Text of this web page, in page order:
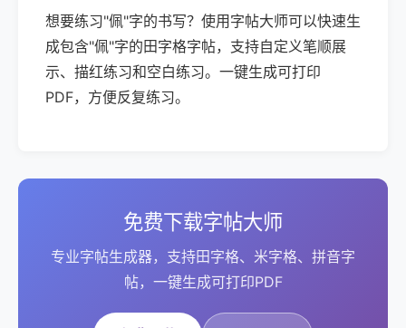
想要练习"佩"字的书写？使用字帖大师可以快速生
成包含"佩"字的田字格字帖，支持自定义笔顺展
示、描红练习和空白练习。一键生成可打印
PDF，方便反复练习。
免费下载字帖大师
专业字帖生成器，支持田字格、米字格、拼音字
帖，一键生成可打印PDF